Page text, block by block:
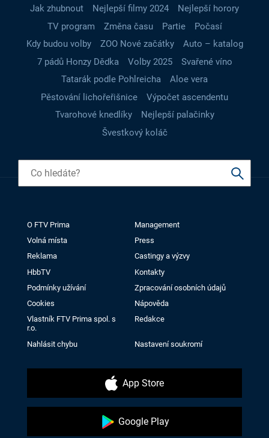
Jak zhubnout Nejlepší filmy 2024
Nejlepší horory
TV program
Změna času Partie
Počasí
Kdy budou volby
ZOO Nové začátky
Auto – katalog
7 pádů Honzy Dědka
Volby 2025
Svařené víno
Tatarák podle Pohlreicha
Aloe vera
Pěstování lichořeřišnice
Výpočet ascendentu
Tvarohové knedlíky
Nejlepší palačinky
Švestkový koláč
O FTV Prima
Management
Volná místa
Press
Reklama
Castingy a výzvy
HbbTV
Kontakty
Podmínky užívání
Zpracování osobních údajů
Cookies
Nápověda
Vlastník FTV Prima spol. s
r.o.
Redakce
Nahlásit chybu Nastavení soukromí
App Store
Google Play